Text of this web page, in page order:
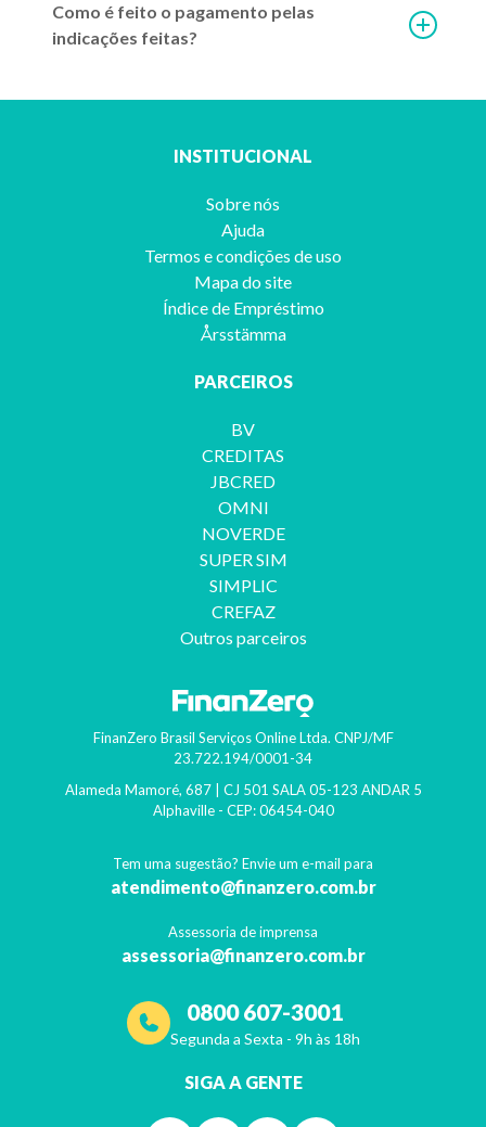
Continuar lendo >
5 dicas de como organizar sua vida financeira
O endividamento gera diversos problemas, por isso, vamos mostrar
13º salário: Como fica o pagamento com as reduções?
Com ajustes do governo devido à crise este benefício está incerto.
Continuar lendo >
Como é feito o pagamento pelas
indicações feitas?
INSTITUCIONAL
Sobre nós
Ajuda
Termos e condições de uso
Mapa do site
Índice de Empréstimo
Årsstämma
PARCEIROS
BV
CREDITAS
JBCRED
OMNI
NOVERDE
SUPER SIM
SIMPLIC
CREFAZ
Outros parceiros
FinanZero Brasil Serviços Online Ltda. CNPJ/MF
23.722.194/0001-34
Alameda Mamoré, 687 | CJ 501 SALA 05-123 ANDAR 5
Alphaville- CEP: 06454-040
Tem uma sugestão? Envie um e-mail para
atendimento@finanzero.com.br
Assessoria de imprensa
assessoria@finanzero.com.br
0800 607-3001
Segunda a Sexta - 9h às 18h
SIGA A GENTE